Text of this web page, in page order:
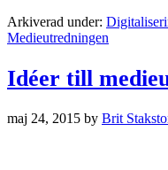
Arkiverad under:
Medieutredningen
Idéer till
maj 24, 2015 by Brit